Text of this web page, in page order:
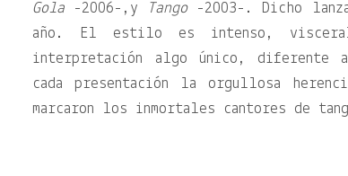
Gola -2006-,y Tango-2003-. Dicho
año. El estilo es intenso,
interpretación algo único, diferente
cada presentación la orgullosa
marcaron los inmortales cantores de